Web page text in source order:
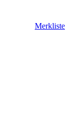
Merkliste